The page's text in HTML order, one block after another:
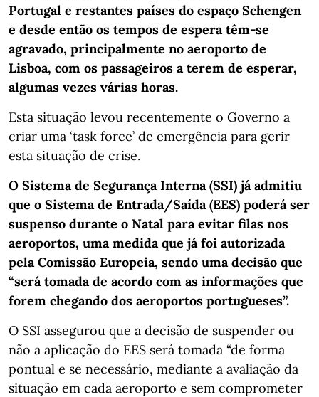
Portugal e restantes países do espaço Schengen
e desde então os tempos de espera têm-se
agravado, principalmente no aeroporto de
Lisboa, com os passageiros a terem de esperar,
algumas vezes várias horas.
Esta situação levou recentemente o Governo a
criar uma ‘task force’ de emergência para gerir
esta situação de crise.
O Sistema de Segurança Interna (SSI) já admitiu
que o Sistema de Entrada/Saída (EES) poderá ser
suspenso durante o Natal para evitar filas nos
aeroportos, uma medida que já foi autorizada
pela Comissão Europeia, sendo uma decisão que
“será tomada de acordo com as informações que
forem chegando dos aeroportos portugueses”.
O SSI assegurou que a decisão de suspender ou
não a aplicação do EES será tomada “de forma
pontual e se necessário, mediante a avaliação da
situação em cada aeroporto e sem comprometer